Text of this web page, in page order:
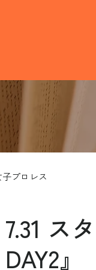
子プロレス
7.31 ス
DAY2』